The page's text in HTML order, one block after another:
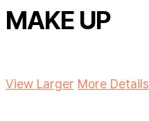
MAKE UP
View Larger More Details